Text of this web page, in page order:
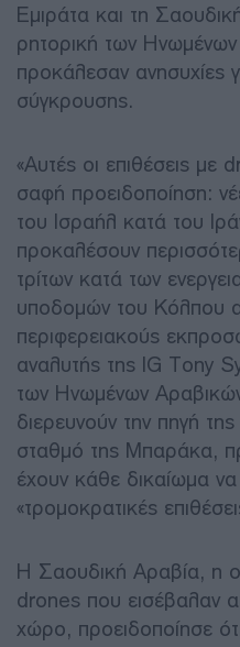
Εμιράτα και τη
ρητορική των Ηνωμένων
προκάλεσαν ανησυχίες
σύγκρουσης.
«Αυτές οι επιθέσεις με
σαφή προειδοποίηση:
του Ισραήλ κατά του
προκαλέσουν
τρίτων κατά των
υποδομών του Κόλπου
περιφερειακούς
αναλυτής της IG Tony
των Ηνωμένων
διερευνούν την πηγή
σταθμό της Μπαράκα,
έχουν κάθε δικαίωμα
«τρομοκρατικές
Η Σαουδική Αραβία, η
drones που εισέβαλαν
χώρο, προειδοποίησε